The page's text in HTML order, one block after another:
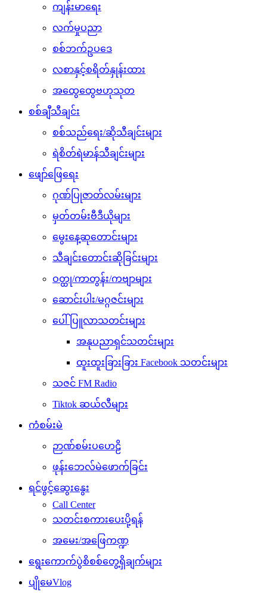
ကျန်းမာရေး
လက်မှုပညာ
စစ်ဘက်ဥပဒေ
လစာနှင့်စရိတ်နှုန်းထား
အထွေထွေဗဟုသုတ
စစ်ချီသီချင်း
စစ်သည်ရေး/ဆိုသီချင်းများ
ရဲစိတ်ရဲမာန်သီချင်းများ
ဖျော်ဖြေရေး
ဂုဏ်ပြုဇာတ်လမ်းများ
မှတ်တမ်းဗီဒီယိုများ
မွေးနေ့ဆုတောင်းများ
သီချင်းတောင်းဆိုခြင်းများ
ဝတ္ထု/ကာတွန်း/ကဗျာများ
ဆောင်းပါး/မဂ္ဂဇင်းများ
ပေါ်ပြူလာသတင်းများ
အနုပညာရှင်သတင်းများ
ထူးထူးခြားခြား Facebook သတင်းများ
သဇင် FM Radio
Tiktok ဆယ်လီများ
ကံစမ်းမဲ
ဉာဏ်စမ်းပဟေဠိ
ဖုန်းဘေလ်မဲဖောက်ခြင်း
ရင်ဖွင့်ဆွေးနွေး
Call Center
သတင်းစကားပေးပို့ရန်
အမေး/အဖြေကဏ္ဍ
ရွေးကောက်ပွဲစိစစ်တွေ့ရှိချက်များ
ပျိုမေVlog